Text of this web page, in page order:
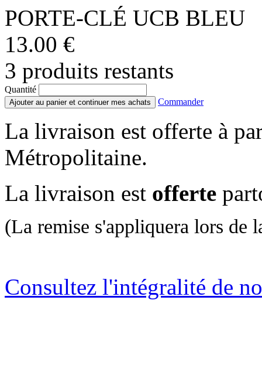
PORTE-CLÉ UCB BLEU
13.00 €
3 produits restants
Quantité
Ajouter au panier et continuer mes achats Commander
La livraison est offerte à
Métropolitaine.
La livraison est offerte
(La remise s'appliquera lors de
Consultez l'intégralité de